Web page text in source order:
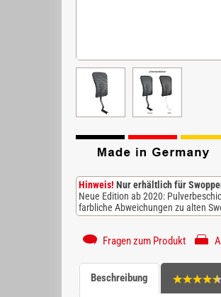
Hinweis! Nur erhältlich für
Neue Edition ab 2020:
farbliche Abweichungen zu alten
Fragen zum Produkt
Beschreibung